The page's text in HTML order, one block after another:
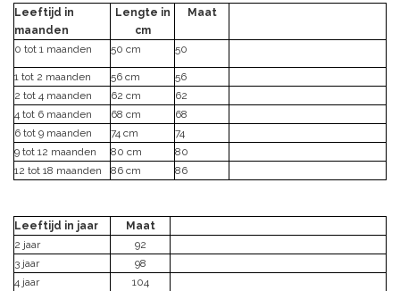
Leeftijd in
maanden
Lengte in
cm
Maat
0 tot 1 maanden 50 cm 50
1 tot 2 maanden 56 cm
56
2 tot 4 maanden
62 cm
62
4 tot 6 maanden
68 cm
68
6 tot 9 maanden
74 cm
74
9 tot 12 maanden
80 cm
80
12 tot 18 maanden
86 cm 86
Leeftijd in jaar
Maat
2 jaar
92
3 jaar
98
4 jaar
104